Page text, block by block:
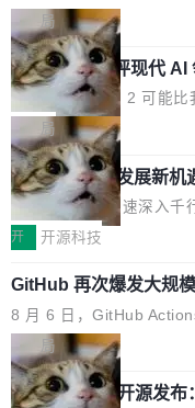
600PG5 AI TOP具备强悍
机身尺寸大幅精简。整机
功率段机身尺寸十分紧凑
巧机身有效提升市面主流
25年的8463亿美元扩张
元。数字的背后是一个清
业化营销服务的需求从未
的同时,服务商的竞争逻辑
Agency年度合辑的观察指
者最近的载体,在整个品牌
高了。全域营销服务商的
度,案例厚度、全域覆盖
且他们认为 ICLR/ICML/
度宣传和欺诈。」
n 这条推文引发了广泛讨
话，他是说出了一个圈内
破的事实。 Jordan 随后
「我不认为这些会议上大
或造假。问题是，作为读
看起来最令人兴奋的论文
度宣传的。」 这才是真正
都有问题，是最吸引眼球
他引用的帖子来自
026 的读者：「看了篇 ...
局
xAI 前工程师评现代 AI
3 开源项目
Flash Attention 2 可能比
这句话不是来自某个技术
Pham 的一条推文。Hieu
的早期工程师之一，在
工作过。近日他在 X 上发
认为现代 AI 领域最重要
理由很具体。FA 系列不
认为最重要的一个——复
驱动你去学 CuTe，但还
er++ 优化所淹没，足够容
键的是 FA2 的持久性...
局
共商智能硬件发展新机
硬件开发者日杭州站即
随着万物智联加速深入千
单点设备迈向智能化、网
鸿蒙通过统一技术底座和
型智能设备的开发、连接
也为产业链企业探索产品
的空间。 8月14日，开源
（OHDD：
开 开源科技
GitHub 再次爆发大规
8 月 6 日，GitHub
模服务降级，Actions 完
webhook 停发，连自托
障无法工作。Pages、
局
Prime Agent 开源发布